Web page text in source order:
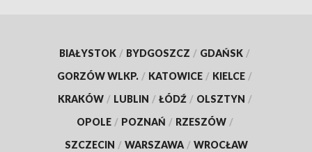
BIAŁYSTOK / BYDGOSZCZ / GDAŃSK /
GORZÓW WLKP. / KATOWICE / KIELCE /
KRAKÓW / LUBLIN / ŁÓDŹ / OLSZTYN /
OPOLE / POZNAŃ / RZESZÓW /
SZCZECIN / WARSZAWA / WROCŁAW